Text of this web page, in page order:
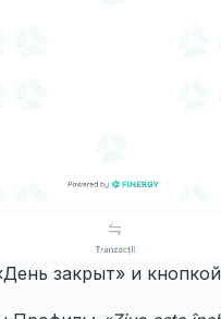
закрыт» и